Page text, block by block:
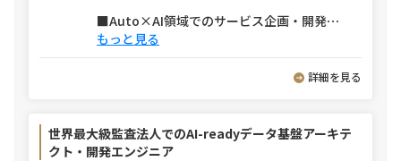
■Auto×AI領域でのサービス企画・開発⋯
もっと見る
詳細を見る
世界最大級監査法人でのAI-readyデータ基盤アーキテ
クト・開発エンジニア